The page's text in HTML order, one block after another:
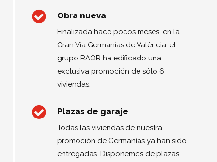
Obra nueva
Finalizada hace pocos meses, en la
Gran Vía Germanías de València, el
grupo RAOR ha edificado una
exclusiva promoción de sólo 6
viviendas.
Plazas de garaje
Todas las viviendas de nuestra
promoción de Germanías ya han sido
entregadas. Disponemos de plazas